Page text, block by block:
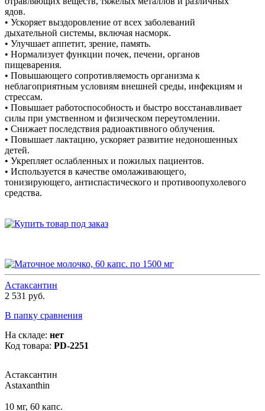
ядов.
• Ускоряет выздоровление от всех заболеваний
дыхательной системы, включая насморк.
• Улучшает аппетит, зрение, память.
• Нормализует функции почек, печени, органов
пищеварения.
• Повышающего сопротивляемость организма к
неблагоприятным условиям внешней среды, инфекциям и
стрессам.
• Повышает работоспособность и быстро восстанавливает
силы при умственном и физическом переутомлении.
• Снижает последствия радиоактивного облучения.
• Повышает лактацию, ускоряет развитие недоношенных
детей.
• Укрепляет ослабленных и пожилых пациентов.
• Используется в качестве омолаживающего,
тонизирующего, антиспастического и противоопухолевого
средства.
Астаксантин
2 531 руб.
В папку сравнения
На складе: нет
Код товара: PD-2251
Астаксантин
Astaxanthin
10 мг, 60 капс.